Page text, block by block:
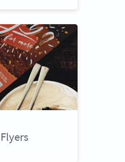
Flyers